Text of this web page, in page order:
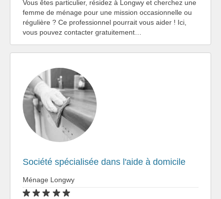
Vous êtes particulier, résidez à Longwy et cherchez une
femme de ménage pour une mission occasionnelle ou
régulière ? Ce professionnel pourrait vous aider ! Ici,
vous pouvez contacter gratuitement…
Société spécialisée dans l'aide à domicile
Ménage Longwy